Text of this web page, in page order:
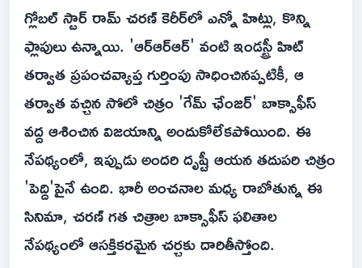
గ్లోబల్ స్టార్ రామ్ చరణ్ కెరీర్‌లో ఎన్నో హిట్లు, కొన్ని
ఫ్లాపులు ఉన్నాయి. 'ఆర్ఆర్ఆర్' వంటి ఇండస్ట్రీ హిట్
తర్వాత ప్రపంచవ్యాప్త గుర్తింపు సాధించినప్పటికీ, ఆ
తర్వాత వచ్చిన సోలో చిత్రం 'గేమ్ ఛేంజర్' బాక్సాఫీస్
వద్ద ఆశించిన విజయాన్ని అందుకోలేకపోయింది. ఈ
నేపథ్యంలో, ఇప్పుడు అందరి దృష్టీ ఆయన తదుపరి చిత్రం
'పెద్ది'పైనే ఉంది. భారీ అంచనాల మధ్య రాబోతున్న ఈ
సినిమా, చరణ్ గత చిత్రాల బాక్సాఫీస్ ఫలితాల
నేపథ్యంలో ఆసక్తికరమైన చర్చకు దారితీస్తోంది.